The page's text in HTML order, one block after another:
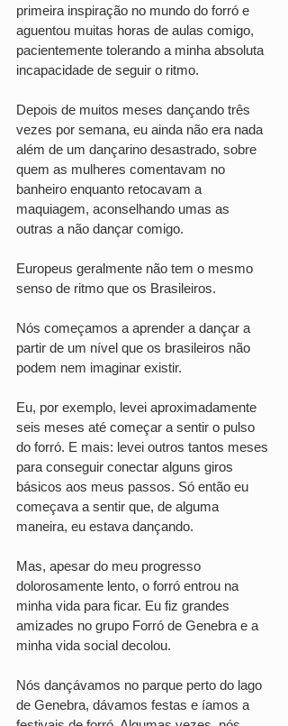
primeira inspiração no mundo do forró e
aguentou muitas horas de aulas comigo,
pacientemente tolerando a minha absoluta
incapacidade de seguir o ritmo.
Depois de muitos meses dançando três
vezes por semana, eu ainda não era nada
além de um dançarino desastrado, sobre
quem as mulheres comentavam no
banheiro enquanto retocavam a
maquiagem, aconselhando umas as
outras a não dançar comigo.
Europeus geralmente não tem o mesmo
senso de ritmo que os Brasileiros.
Nós começamos a aprender a dançar a
partir de um nível que os brasileiros não
podem nem imaginar existir.
Eu, por exemplo, levei aproximadamente
seis meses até começar a sentir o pulso
do forró. E mais: levei outros tantos meses
para conseguir conectar alguns giros
básicos aos meus passos. Só então eu
começava a sentir que, de alguma
maneira, eu estava dançando.
Mas, apesar do meu progresso
dolorosamente lento, o forró entrou na
minha vida para ficar. Eu fiz grandes
amizades no grupo Forró de Genebra e a
minha vida social decolou.
Nós dançávamos no parque perto do lago
de Genebra, dávamos festas e íamos a